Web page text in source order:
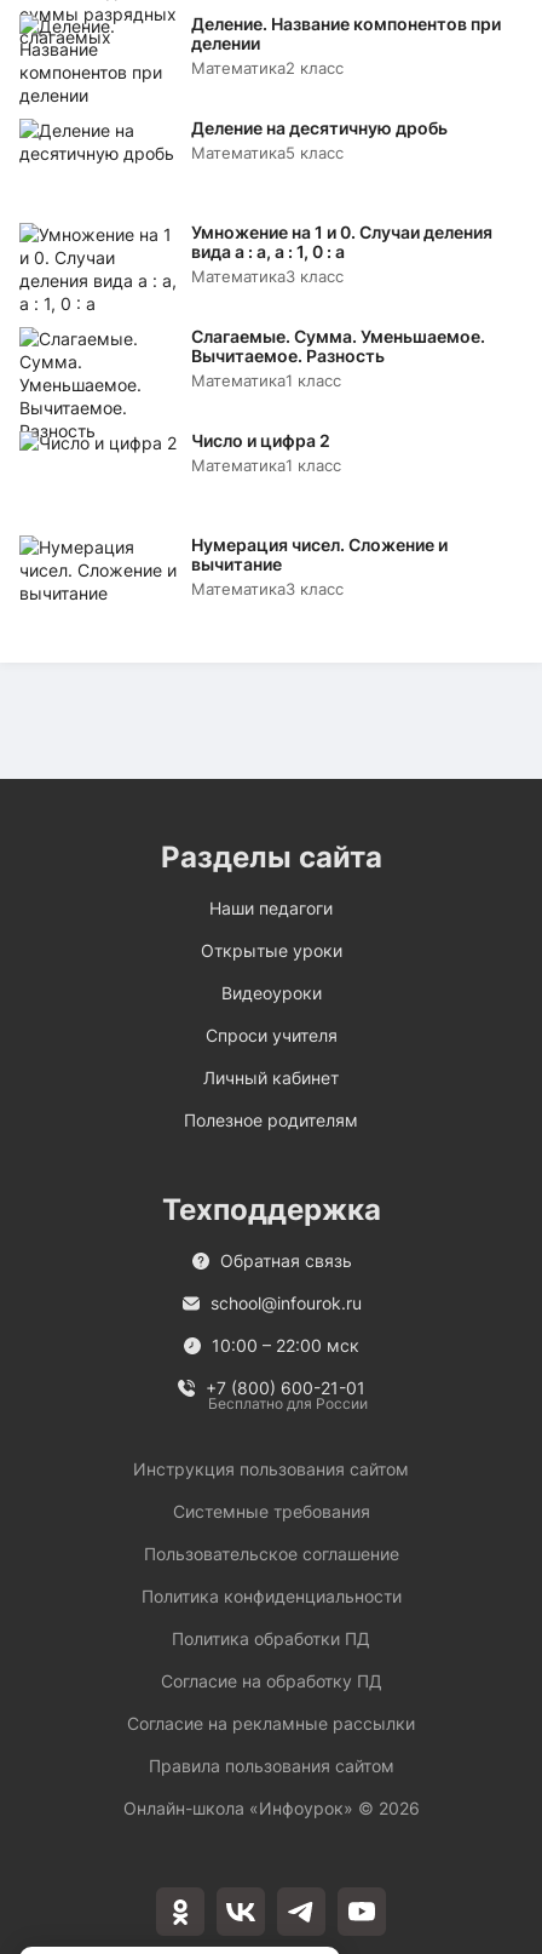
Деление. Название компонентов при
делении
Математика2 класс
Деление на десятичную дробь
Математика5 класс
Умножение на 1 и 0. Случаи деления
вида а : а, а : 1, 0 : а
Математика3 класс
Слагаемые. Сумма. Уменьшаемое.
Вычитаемое. Разность
Математика1 класс
Число и цифра 2
Математика1 класс
Нумерация чисел. Сложение и
вычитание
Математика3 класс
Разделы сайта
Наши педагоги
Открытые уроки
Видеоуроки
Спроси учителя
Личный кабинет
Полезное родителям
Техподдержка
Обратная связь
school@infourok.ru
10:00 – 22:00 мск
+7 (800) 600-21-01
Бесплатно для России
Инструкция пользования сайтом
Системные требования
Пользовательское соглашение
Политика конфиденциальности
Политика обработки ПД
Согласие на обработку ПД
Согласие на рекламные рассылки
Правила пользования сайтом
Онлайн-школа «Инфоурок» © 2026